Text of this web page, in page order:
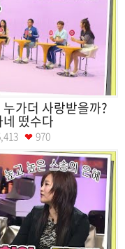
가더 사랑받을까?
네 떴수다
970